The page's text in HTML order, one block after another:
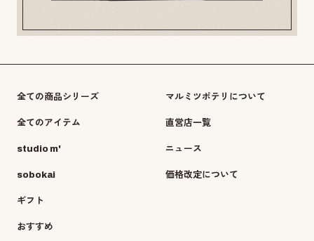
全ての商品シリーズ
全てのアイテム
studio m'
sobokai
ギフト
おすすめ
マルミツポテリについて
直営店一覧
ニュース
価格改定について